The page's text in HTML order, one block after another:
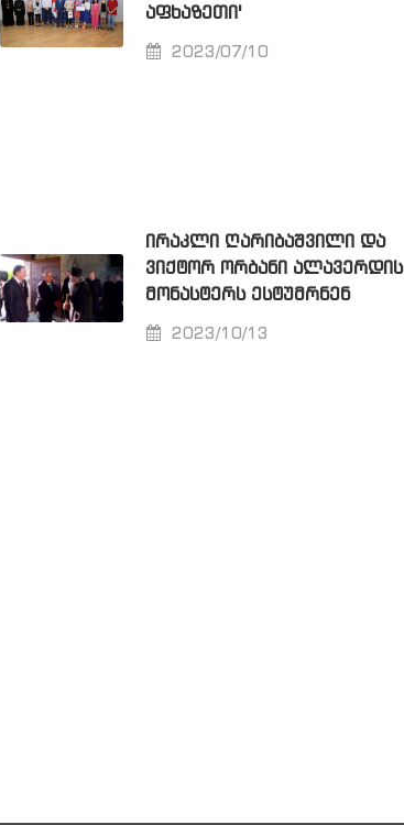
ᲐᲤᲮᲐᲖᲔᲗᲘ'
2023/07/10
ᲘᲠᲐᲙᲚᲘ ᲦᲐᲠᲘᲑᲐᲨᲕᲘᲚᲘ ᲓᲐ
ᲕᲘᲥᲢᲝᲠ ᲝᲠᲑᲐᲜᲘ ᲐᲚᲐᲕᲔᲠᲓᲘᲡ
ᲛᲝᲜᲐᲡᲢᲔᲠᲡ ᲔᲡᲢᲣᲛᲠᲜᲔᲜ
2023/10/13